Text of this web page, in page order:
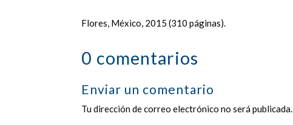
Flores, México, 2015 (310 páginas).
0 comentarios
Enviar un comentario
Tu dirección de correo electrónico no será publicada.